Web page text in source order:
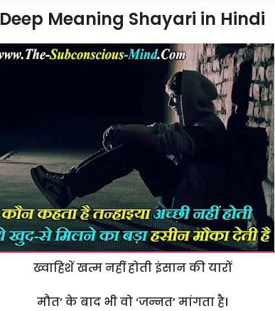
Deep Meaning Shayari in Hindi
ख्वाहिशें खत्म नहीं होती इंसान की यारों
मौत’ के बाद भी वो ‘जन्नत’ मांगता है।